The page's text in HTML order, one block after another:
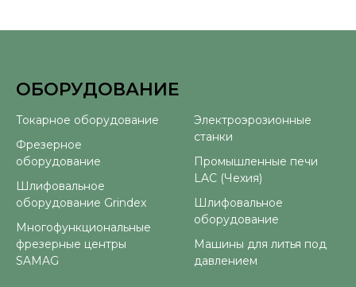
ОБОРУДОВАНИЕ
Токарное оборудование
Фрезерное
оборудование
Шлифовальное
оборудование Grindex
Многофункциональные
фрезерные центры
SAMAG
Электроэрозионные
станки
Промышленные печи
LAC (Чехия)
Шлифовальное
оборудование
Машины для литья под
давлением